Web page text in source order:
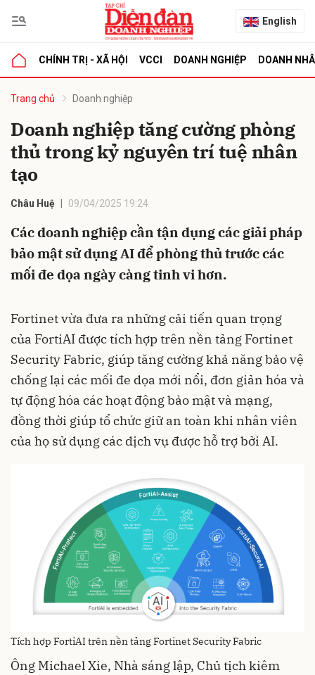
English
CHÍNH TRỊ - XÃ HỘI VCCI DOANH NGHIỆP DOANH
Trang chủ Doanh nghiệp
Doanh nghiệp tăng cường phòng
thủ trong kỷ nguyên trí tuệ nhân
tạo
Châu Huệ 09/04/2025 19:24
Các doanh nghiệp cần tận dụng các giải pháp
bảo mật sử dụng AI để phòng thủ trước các
mối đe dọa ngày càng tinh vi hơn.
Fortinet vừa đưa ra những cải tiến quan trọng
của FortiAI được tích hợp trên nền tảng Fortinet
Security Fabric, giúp tăng cường khả năng bảo vệ
chống lại các mối đe dọa mới nổi, đơn giản hóa và
tự động hóa các hoạt động bảo mật và mạng,
đồng thời giúp tổ chức giữ an toàn khi nhân viên
của họ sử dụng các dịch vụ được hỗ trợ bởi AI.
Tích hợp FortiAI trên nền tảng Fortinet Security Fabric
Ông Michael Xie, Nhà sáng lập, Chủ tịch kiêm
luận
Hủy